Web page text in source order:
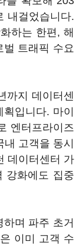
내걸었습니다.
하는 한편, 해
벌 트래픽 수요
까지 데이터센
입니다. 마이
엔터프라이즈
고객을 동시
데이터센터 가
강화에도 집중
며 파주 초거
이미 고객 수